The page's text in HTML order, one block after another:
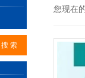
您现在